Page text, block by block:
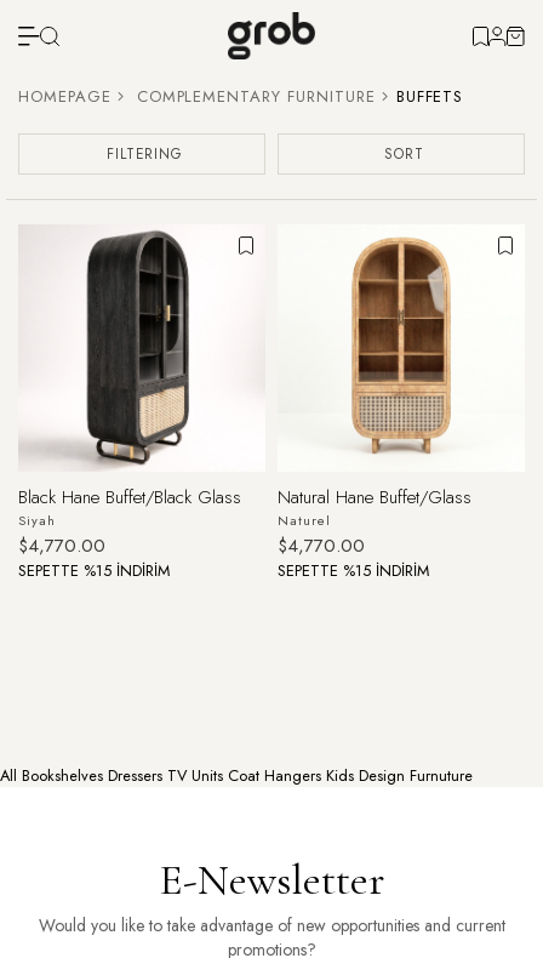
HOMEPAGE COMPLEMENTARY FURNITURE BUFFETS
FILTERING SORT
Black Hane Buffet/Black Glass
Siyah
$4,770.00
SEPETTE %15 İNDİRİM
Natural Hane Buffet/Glass
Naturel
$4,770.00
SEPETTE %15 İNDİRİM
All Bookshelves Dressers TV Units Coat Hangers Kids Design Furnuture
E-Newsletter
Would you like to take advantage of new opportunities and current
promotions?